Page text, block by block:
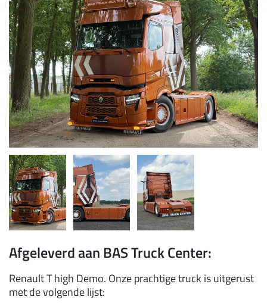
Afgeleverd aan BAS Truck Center:
Renault T high Demo. Onze prachtige truck is uitgerust
met de volgende lijst: